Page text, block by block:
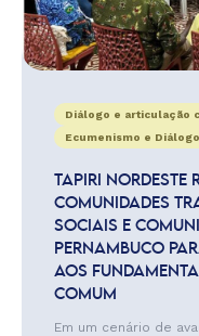
Diálogo e articulação
Ecumenismo e
TAPIRI NORDESTE
COMUNIDADES
SOCIAIS E
PERNAMBUCO
AOS
COMUM
Em um cenário de